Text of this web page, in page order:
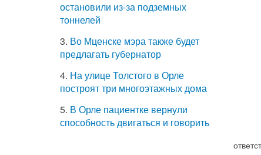
остановили из-за подземных
тоннелей
3. Во Мценске мэра также будет
предлагать губернатор
4. На улице Толстого в Орле
построят три многоэтажных дома
5. В Орле пациентке вернули
способность двигаться и говорить